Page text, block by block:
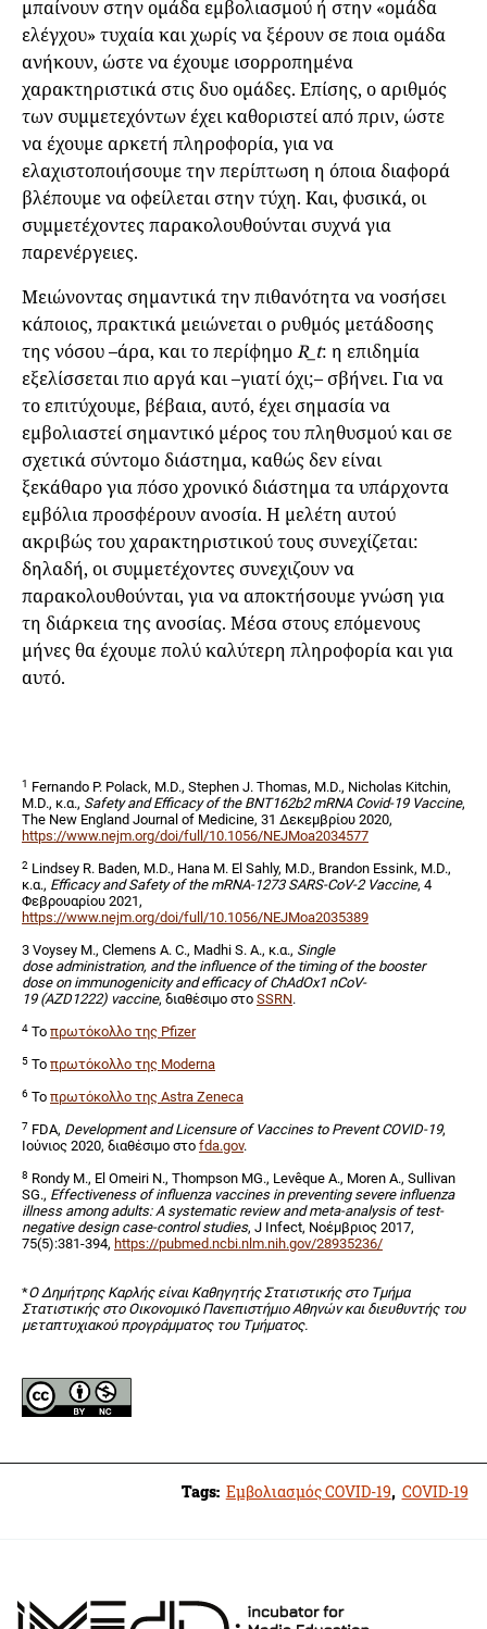
μπαίνουν στην ομάδα εμβολιασμού ή στην «ομάδα
ελέγχου» τυχαία και χωρίς να ξέρουν σε ποια ομάδα
ανήκουν, ώστε να έχουμε ισορροπημένα
χαρακτηριστικά στις δυο ομάδες. Επίσης, ο αριθμός
των συμμετεχόντων έχει καθοριστεί από πριν, ώστε
να έχουμε αρκετή πληροφορία, για να
ελαχιστοποιήσουμε την περίπτωση η όποια διαφορά
βλέπουμε να οφείλεται στην τύχη. Και, φυσικά, οι
συμμετέχοντες παρακολουθούνται συχνά για
παρενέργειες.
Μειώνοντας σημαντικά την πιθανότητα να νοσήσει
κάποιος, πρακτικά μειώνεται ο ρυθμός μετάδοσης
της νόσου –άρα, και το περίφημοR_t: η επιδημία
εξελίσσεται πιο αργά και –γιατί όχι;– σβήνει. Για να
το επιτύχουμε, βέβαια, αυτό, έχει σημασία να
εμβολιαστεί σημαντικό μέρος του πληθυσμού και σε
σχετικά σύντομο διάστημα, καθώς δεν είναι
ξεκάθαρο για πόσο χρονικό διάστημα τα υπάρχοντα
εμβόλια προσφέρουν ανοσία. Η μελέτη αυτού
ακριβώς του χαρακτηριστικού τους συνεχίζεται:
δηλαδή, οι συμμετέχοντες συνεχιζουν να
παρακολουθούνται, για να αποκτήσουμε γνώση για
τη διάρκεια της ανοσίας. Μέσα στους επόμενους
μήνες θα έχουμε πολύ καλύτερη πληροφορία και για
αυτό.
1 Fernando P. Polack, M.D., Stephen J. Thomas, M.D., Nicholas Kitchin,
M.D., κ.α., Safety and Efficacy of the BNT162b2 mRNA Covid-19 Vaccine,
The New England Journal of Medicine, 31 Δεκεμβρίου 2020,
https://www.nejm.org/doi/full/10.1056/NEJMoa2034577
2 Lindsey R. Baden, M.D., Hana M. El Sahly, M.D., Brandon Essink, M.D.,
κ.α., Efficacy and Safety of the mRNA-1273 SARS-CoV-2 Vaccine, 4
Φεβρουαρίου 2021,
https://www.nejm.org/doi/full/10.1056/NEJMoa2035389
3 Voysey M., Clemens A. C., Madhi S. A., κ.α., Single
dose administration, and the influence of the timing of the booster
dose on immunogenicity and efficacy of ChAdOx1 nCoV-
19 (AZD1222) vaccine, διαθέσιμο στο SSRN.
4 To πρωτόκολλο της Pfizer
5 To πρωτόκολλο της Moderna
6 To πρωτόκολλο της Astra Zeneca
7 FDA, Development and Licensure of Vaccines to Prevent COVID-19,
Ιούνιος 2020, διαθέσιμο στο fda.gov.
8 Rondy M., El Omeiri N., Thompson MG., Levêque A., Moren A., Sullivan
SG., Effectiveness of influenza vaccines in preventing severe influenza
illness among adults: A systematic review and meta-analysis of test-
negative design case-control studies, J Infect, Νοέμβριος 2017,
75(5):381-394, https://pubmed.ncbi.nlm.nih.gov/28935236/
*Ο Δημήτρης Καρλής είναι Καθηγητής Στατιστικής στο Τμήμα
Στατιστικής στο Οικονομικό Πανεπιστήμιο Αθηνών και διευθυντής του
μεταπτυχιακού προγράμματος του Τμήματος.
Tags: Εμβολιασμός COVID-19, COVID-19